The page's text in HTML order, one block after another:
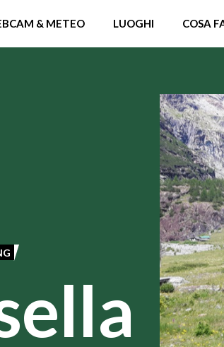
& METEO LUOGHI COSA